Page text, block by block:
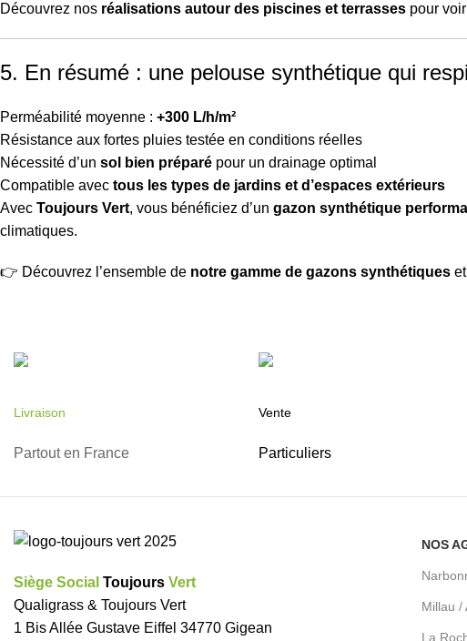
Découvrez nos réalisations autour des piscines et terrasses pour
5. En résumé : une pelouse synthétique qui
Perméabilité moyenne : +300 L/h/m²
Résistance aux fortes pluies testée en conditions réelles
Nécessité d’un sol bien préparé pour un drainage optimal
Compatible avec tous les types de jardins et d’espaces extérieurs
Avec Toujours Vert, vous bénéficiez d’un gazon synthétique
climatiques.
👉 Découvrez l’ensemble de notre gamme de gazons synthétiques
Livraison
Partout en France
Vente
Particuliers
Siège Social Toujours Vert
Qualigrass & Toujours Vert
1 Bis Allée Gustave Eiffel 34770 Gigean
NOS
Millau /
La